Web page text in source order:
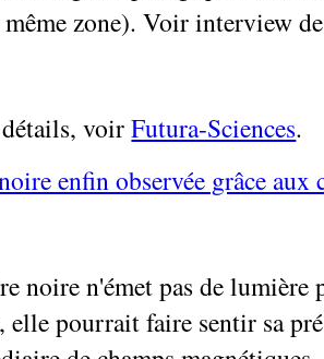
même zone). Voir interview
détails, voirFutura-Sciences.
enfin observée grâce aux
noire n'émet pas de
elle pourrait faire sentir sa